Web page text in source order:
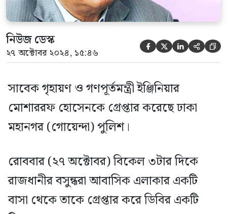
নিউজ ডেস্ক
২৭ অক্টোবর ২০২৪, ১৫:৪৬     
সাবেক গৃহায়ণ ও গণপূর্তমন্ত্রী ইঞ্জিনিয়ার
মোশাররফ হোসেনকে গ্রেপ্তার করেছে ঢাকা
মহানগর (গোয়েন্দা) পুলিশ।
রোববার (২৭ অক্টোবর) বিকেল ৩টার দিকে
রাজধানীর বসুন্ধরা আবাসিক এলাকার একটি
বাসা থেকে তাকে গ্রেপ্তার করে ডিবির একটি